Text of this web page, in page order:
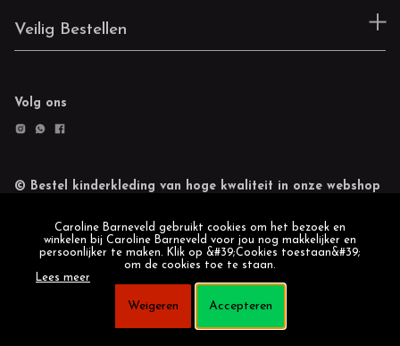
Veilig Bestellen
Volg ons
© Bestel kinderkleding van hoge kwaliteit in onze webshop
Caroline Barneveld gebruikt cookies om het bezoek en
winkelen bij Caroline Barneveld voor jou nog makkelijker en
persoonlijker te maken. Klik op &#39;Cookies toestaan&#39;
om de cookies toe te staan.
Lees meer
Weigeren Accepteren